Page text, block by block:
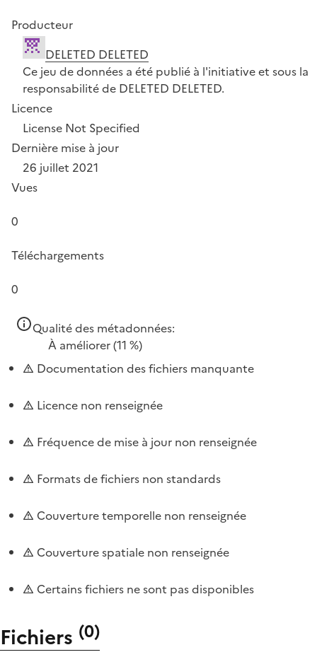
Producteur
DELETED DELETED
Ce jeu de données a été publié à l'initiative et sous la
responsabilité de DELETED DELETED.
Licence
License Not Specified
Dernière mise à jour
26 juillet 2021
Vues
0
Téléchargements
0
Qualité des métadonnées:
À améliorer(11 %)
Documentation des fichiers manquante
Licence non renseignée
Fréquence de mise à jour non renseignée
Formats de fichiers non standards
Couverture temporelle non renseignée
Couverture spatiale non renseignée
Certains fichiers ne sont pas disponibles
Fichiers (0)